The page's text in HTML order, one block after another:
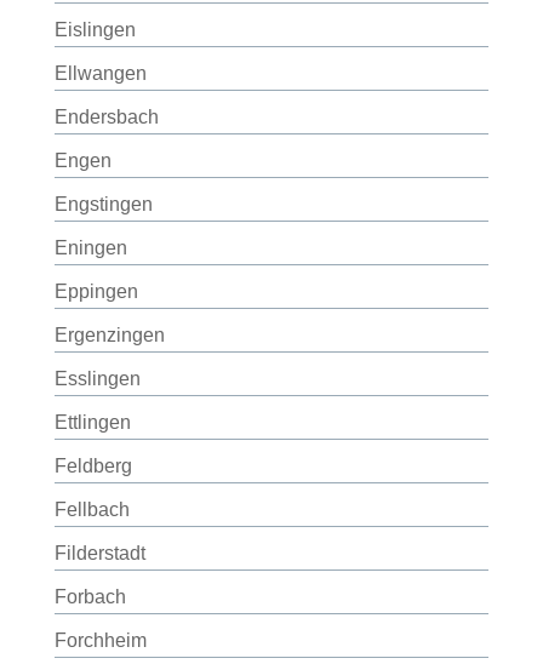
Eislingen
Ellwangen
Endersbach
Engen
Engstingen
Eningen
Eppingen
Ergenzingen
Esslingen
Ettlingen
Feldberg
Fellbach
Filderstadt
Forbach
Forchheim